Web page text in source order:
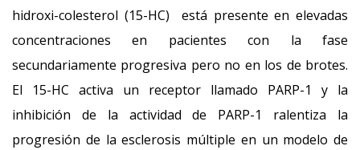
hidroxi-colesterol (15-HC) está presente en elevadas
concentraciones en pacientes con la fase
secundariamente progresiva pero no en los de brotes.
El 15-HC activa un receptor llamado PARP-1 y la
inhibición de la actividad de PARP-1 ralentiza la
progresión de la esclerosis múltiple en un modelo de